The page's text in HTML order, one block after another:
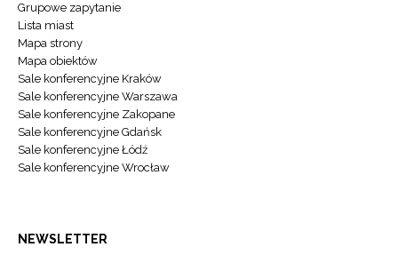
Grupowe zapytanie
Lista miast
Mapa strony
Mapa obiektów
Sale konferencyjne Kraków
Sale konferencyjne Warszawa
Sale konferencyjne Zakopane
Sale konferencyjne Gdańsk
Sale konferencyjne Łódź
Sale konferencyjne Wrocław
NEWSLETTER